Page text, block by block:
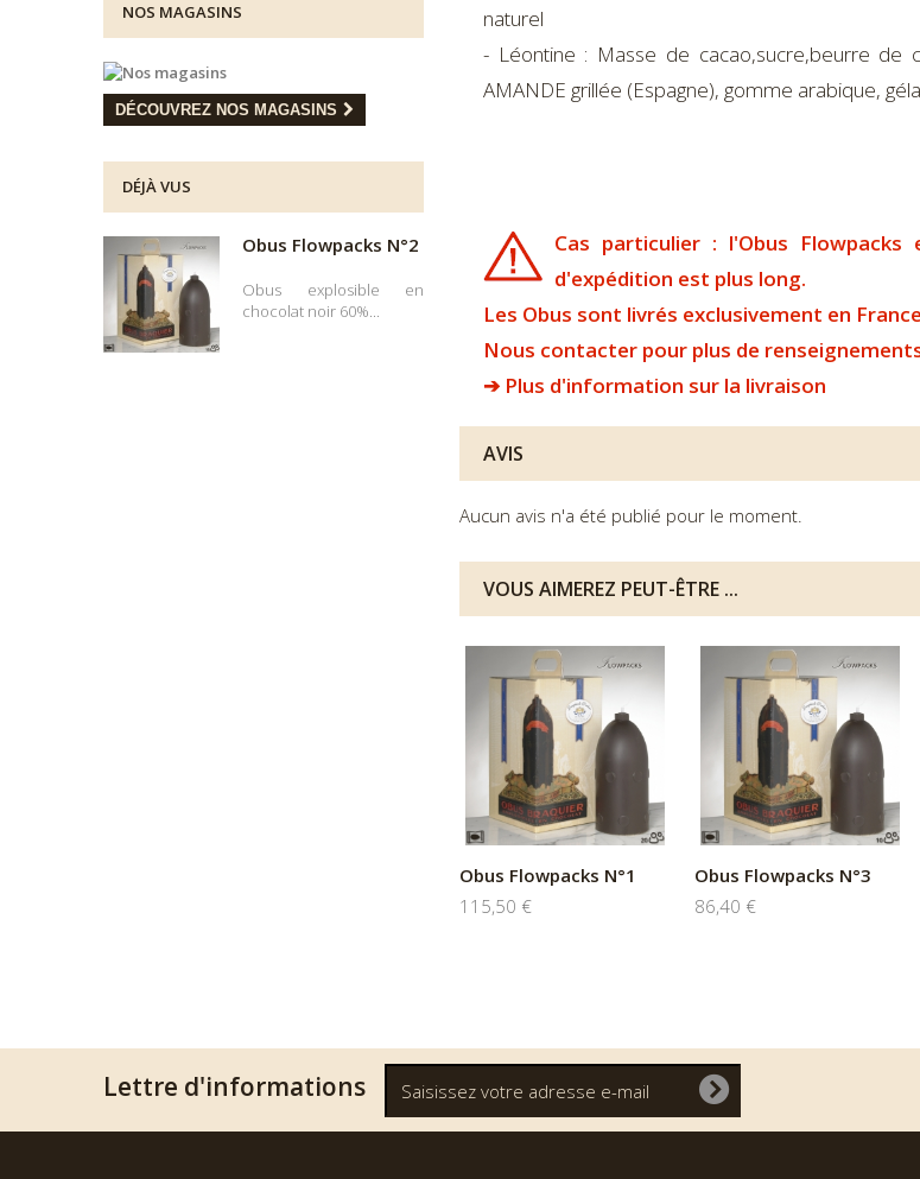
NOS MAGASINS
DÉCOUVREZ NOS MAGASINS
DÉJÀ VUS
Obus Flowpacks N°2
Obus explosible en
chocolat noir 60%...
naturel
- Léontine : Masse de cacao,sucre,beurre de
AMANDE grillée (Espagne), gomme arabique,
Cas particulier : l'Obus
d'expédition est plus long.
Les Obus sont livrés exclusivement en
Nous contacter pour plus de
➔ Plus d'information sur la livraison
AVIS
Aucun avis n'a été publié pour le moment.
VOUS AIMEREZ PEUT-ÊTRE ...
Obus Flowpacks N°1
115,50 €
Obus Flowpacks N°3
86,40 €
Lettre d'informations